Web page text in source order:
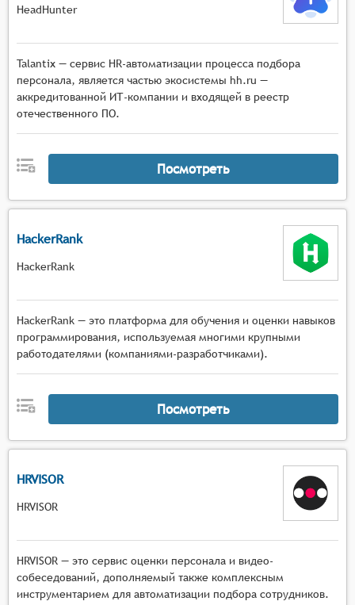
HeadHunter
Talantiх — сервис HR-автоматизации процесса подбора
персонала, является частью экосистемы hh.ru —
аккредитованной ИТ-компании и входящей в реестр
отечественного ПО.
Посмотреть
HackerRank
HackerRank
HackerRank — это платформа для обучения и оценки навыков
программирования, используемая многими крупными
работодателями (компаниями-разработчиками).
Посмотреть
HRVISOR
HRVISOR
HRVISOR — это сервис оценки персонала и видео-
собеседований, дополняемый также комплексным
инструментарием для автоматизации подбора сотрудников.